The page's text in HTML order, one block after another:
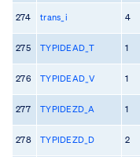
274 trans_i 4
275 TYPIDEAD_T 1
276 TYPIDEAD_V 1
277 TYPIDEZD_A 1
278 TYPIDEZD_D 2